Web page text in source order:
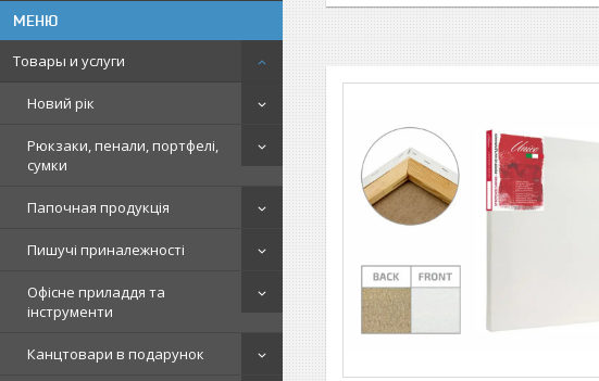
Товары и услуги
Новий рік
Рюкзаки, пенали, портфелі,
сумки
Папочная продукція
Пишучі приналежності
Офісне приладдя та
інструменти
Канцтовари в подарунок